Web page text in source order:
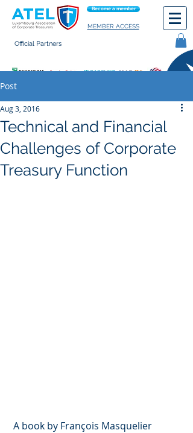
Become a member
MEMBER ACCESS
Official Partners
Post
Technical and Financial
Challenges of Corporate
Treasury Function
Aug 3, 2016
A book by François Masquelier